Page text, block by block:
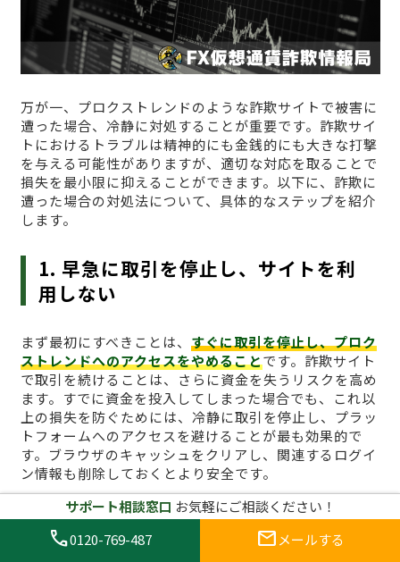
万が一、プロクストレンドのような詐欺サイトで被害に
遭った場合、冷静に対処することが重要です。詐欺サイ
トにおけるトラブルは精神的にも金銭的にも大きな打撃
を与える可能性がありますが、適切な対応を取ることで
損失を最小限に抑えることができます。以下に、詐欺に
遭った場合の対処法について、具体的なステップを紹介
します。
1. 早急に取引を停止し、サイトを利
用しない
まず最初にすべきことは、 すぐに取引を停止し、プロク
ストレンドへのアクセスをやめることです。詐欺サイト
で取引を続けることは、さらに資金を失うリスクを高め
ます。すでに資金を投入してしまった場合でも、これ以
上の損失を防ぐためには、冷静に取引を停止し、プラッ
トフォームへのアクセスを避けることが最も効果的で
す。ブラウザのキャッシュをクリアし、関連するログイ
ン情報も削除しておくとより安全です。
2. 証拠を集める
サポート相談窓口 お気軽にご相談ください！
call0120-769-487 mail メールする